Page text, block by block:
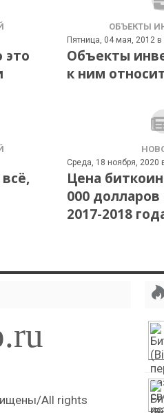
это
ОБЪЕКТЫ
Пятница, 04 мая, 2012 в
Объекты
к ним
Среда, 18 ноября, 2020
Цена
000
2017-2018
All rights